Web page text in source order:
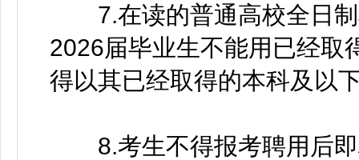
7.在读的普通高校全日制
2026届毕业生不能用已经取
得以其已经取得的本科及以
8.考生不得报考聘用后即